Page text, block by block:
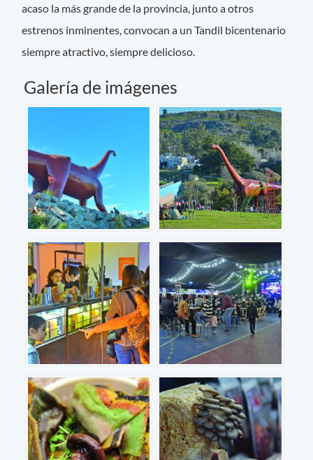
acaso la más grande de la provincia, junto a otros
estrenos inminentes, convocan a un Tandil bicentenario
siempre atractivo, siempre delicioso.
Galería de imágenes